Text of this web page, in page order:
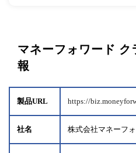
マネーフォワード
報
製品URL https://
社名 株式会社マネーフ